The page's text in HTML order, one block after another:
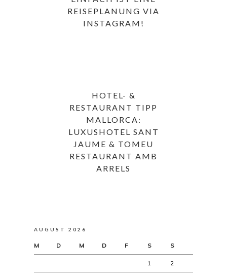
REISEPLANUNG VIA
INSTAGRAM!
HOTEL- &
RESTAURANT TIPP
MALLORCA:
LUXUSHOTEL SANT
JAUME & TOMEU
RESTAURANT AMB
ARRELS
AUGUST 2026
M D M D F S S
1 2